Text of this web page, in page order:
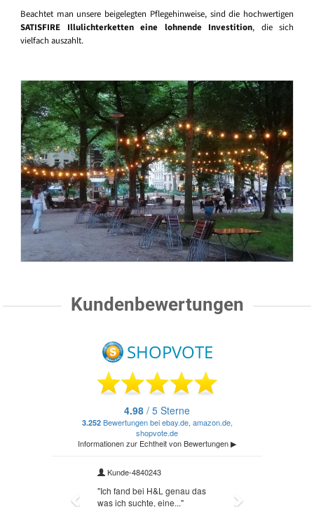
Beachtet man unsere beigelegten Pflegehinweise, sind die hochwertigen
SATISFIRE Illulichterketten eine lohnende Investition, die sich
vielfach auszahlt.
Kundenbewertungen